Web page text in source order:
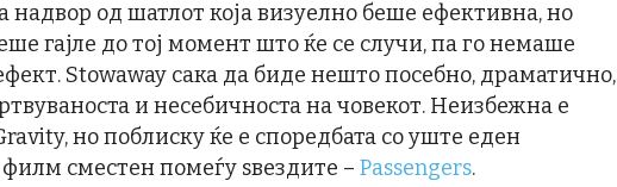
надвор од шатлот која визуелно беше ефективна, но
гајле до тој момент што ќе се случи, па го немаше
Stowaway сака да биде нешто посебно, драматично,
и несебичноста на човекот. Неизбежна е
но поблиску ќе е споредбата со уште еден
сместен помеѓу ѕвездите – Passengers.